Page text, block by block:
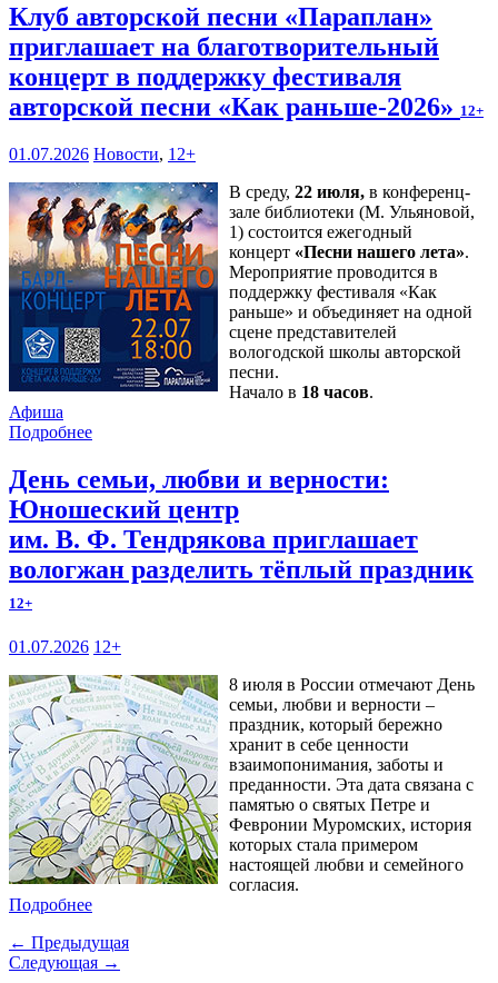
Клуб авторской песни «Параплан»
приглашает на благотворительный
концерт в поддержку фестиваля
авторской песни «Как раньше-2026» 12+
01.07.2026 Новости, 12+
В среду, 22 июля, в конференц-
зале библиотеки (М. Ульяновой,
1) состоится ежегодный
концерт «Песни нашего лета».
Мероприятие проводится в
поддержку фестиваля «Как
раньше» и объединяет на одной
сцене представителей
вологодской школы авторской
песни.
Начало в 18 часов.
Афиша
Подробнее
День семьи, любви и верности:
Юношеский центр
им. В. Ф. Тендрякова приглашает
вологжан разделить тёплый праздник
12+
01.07.2026 12+
8 июля в России отмечают День
семьи, любви и верности –
праздник, который бережно
хранит в себе ценности
взаимопонимания, заботы и
преданности. Эта дата связана с
памятью о святых Петре и
Февронии Муромских, история
которых стала примером
настоящей любви и семейного
согласия.
Подробнее
← Предыдущая
Следующая →